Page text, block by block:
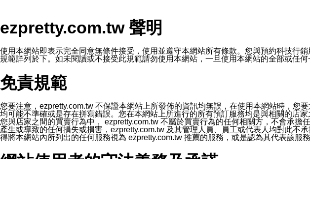
本公司/本服務將以通知型訊息傳送重要訊息給您。即使未加入本公司/本服務好友，您
本公司/本服務傳送之通知型訊息以對您有效且重要的訊息為限，以廣告或其他目的的
2.該 LINE 帳號已在 LINE APP 設定中，同意接收通知型訊息。
3.LINE 帳號未封鎖傳送訊息之 LINE 官方帳號。
欲變更通知型訊息的設定，操作如下：
1.點選「主頁」＞「設定」
2.點選「隱私設定」
3.點選「提供使用資料」
5.開關「接收LINE通知型訊息」
❗️關閉「接收通知型訊息」後，將不會接收到來自任何企業官方帳號或認證官方帳號的
ezpretty.com.tw 聲明
使用本網站即表示完全同意無條件接受，使用並遵守本網站所有條款。您與預約科技行
規範詳列於下。如未閱讀或不接受此規範請勿使用本網站，一旦使用本網站的全部或任
免責規範
您要注意，ezpretty.com.tw 不保證本網站上所發佈的資訊均無誤，在使用本網站時，您
均可能不準確或是存在拼寫錯誤。您在本網站上所進行的所有預訂服務均是與相關的店
您與店家之間的買賣行為中， ezpretty.com.tw 不屬於買賣行為的任何相關方，不會承
產生或導致的任何損失或損害，ezpretty.com.tw 及其管理人員、員工或代表人均對此不
得將本網站內所列出的任何服務視為 ezpretty.com.tw 推薦的服務，或是認為其代表該服
網站使用者的守法義務及承諾